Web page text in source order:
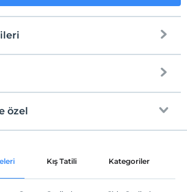
Ücretsiz Wi-fi
sonrası
özel
süslemesi
sabah odaya kahvaltı servisi
Kış Tatili Kategoriler